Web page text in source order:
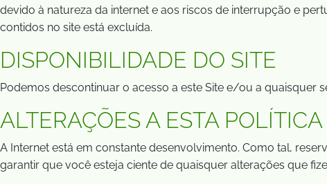
devido à natureza da internet e aos riscos de interrupção e
contidos no site está excluída.
DISPONIBILIDADE DO SITE
Podemos descontinuar o acesso a este Site e/ou a quaisquer
ALTERAÇÕES A ESTA POLÍTICA
A Internet está em constante desenvolvimento. Como tal,
garantir que você esteja ciente de quaisquer alterações que